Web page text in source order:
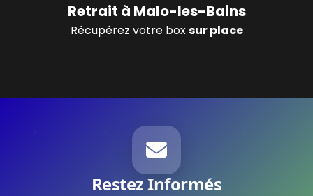
Retrait à Malo-les-Bains
Récupérez votre boxsur place
Restez Informés